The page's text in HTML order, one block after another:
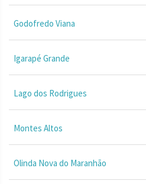
Godofredo Viana
Igarapé Grande
Lago dos Rodrigues
Montes Altos
Olinda Nova do Maranhão